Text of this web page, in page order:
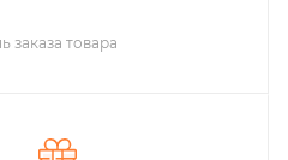
заказа товара